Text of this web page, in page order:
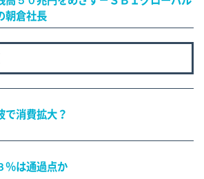
朝倉社長
で消費拡大？
％は通過点か